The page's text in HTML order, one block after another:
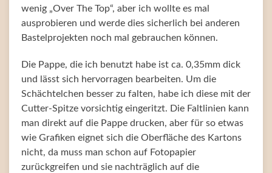
wenig „Over The Top“, aber ich wollte es mal
ausprobieren und werde dies sicherlich bei anderen
Bastelprojekten noch mal gebrauchen können.
Die Pappe, die ich benutzt habe ist ca. 0,35mm dick
und lässt sich hervorragen bearbeiten. Um die
Schächtelchen besser zu falten, habe ich diese mit der
Cutter-Spitze vorsichtig eingeritzt. Die Faltlinien kann
man direkt auf die Pappe drucken, aber für so etwas
wie Grafiken eignet sich die Oberfläche des Kartons
nicht, da muss man schon auf Fotopapier
zurückgreifen und sie nachträglich auf die